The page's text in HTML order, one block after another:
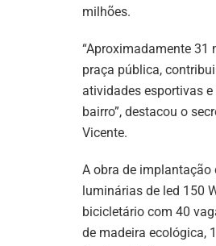
milhões.
“Aproximadamente
praça pública,
atividades esportivas
bairro”, destacou o
Vicente.
A obra de implantação
luminárias de led 150
bicicletário com 40
de madeira ecológica,